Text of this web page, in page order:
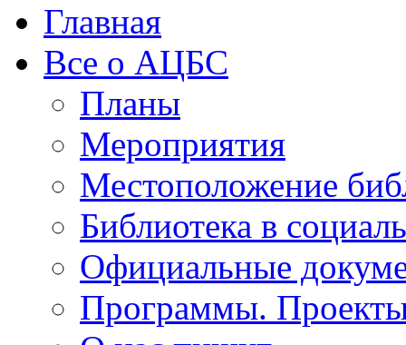
Главная
Все о АЦБС
Планы
Мероприятия
Местоположение
Библиотека в
Официальные
Программы.